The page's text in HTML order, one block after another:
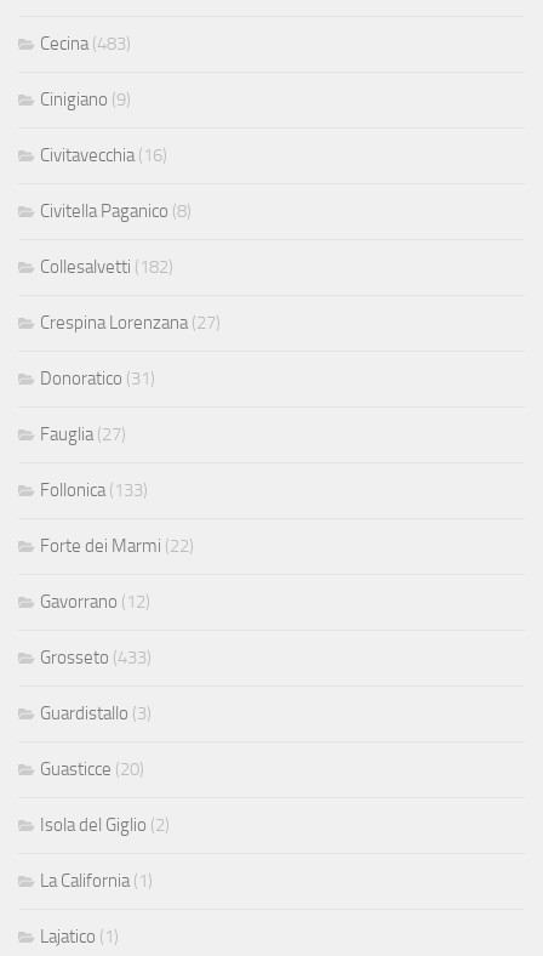
Cecina (483)
Cinigiano (9)
Civitavecchia (16)
Civitella Paganico (8)
Collesalvetti (182)
Crespina Lorenzana (27)
Donoratico (31)
Fauglia (27)
Follonica (133)
Forte dei Marmi (22)
Gavorrano (12)
Grosseto (433)
Guardistallo (3)
Guasticce (20)
Isola del Giglio (2)
La California (1)
Lajatico (1)